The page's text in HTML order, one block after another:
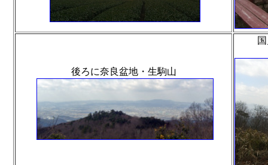
後ろに奈良盆地・生駒山